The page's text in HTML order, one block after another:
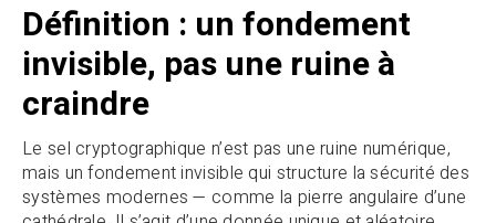
Définition : un fondement
invisible, pas une ruine à
craindre
Le sel cryptographique n’est pas une ruine numérique,
mais un fondement invisible qui structure la sécurité des
systèmes modernes — comme la pierre angulaire d’une